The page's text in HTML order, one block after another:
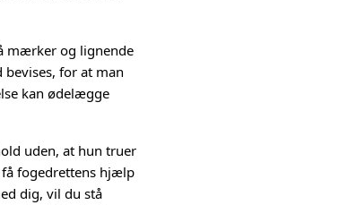
mærker og lignende
for at man
kan ødelægge
uden, at hun truer
fogedrettens hjælp
dig, vil du stå